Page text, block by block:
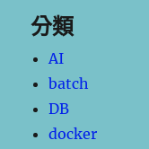
分類
AI
batch
DB
docker